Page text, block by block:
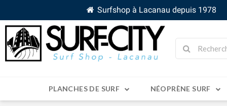
Surfshop à Lacanau depuis 1978
PLANCHES DE SURF NÉOPRÈNE SURF